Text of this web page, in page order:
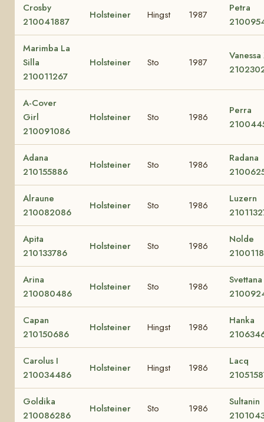
Crosby
210041887
Holsteiner Hingst 1987
Petra
Marimba La
Silla
210011267
Holsteiner Sto 1987
Vanessa
A-Cover
Girl
210091086
Holsteiner Sto 1986
Perra
Adana
210155886
Holsteiner Sto 1986
Radana
Alraune
210082086
Holsteiner Sto 1986
Luzern
Apita
210133786
Holsteiner Sto 1986
Nolde
Arina
210080486
Holsteiner Sto 1986
Svettana
Capan
210150686
Holsteiner Hingst 1986
Hanka
Carolus I
210034486
Holsteiner Hingst 1986
Lacq
Goldika
210086286
Holsteiner Sto 1986
Sultanin